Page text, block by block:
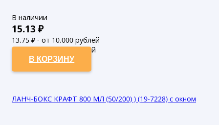
В наличии
15.13 ₽
13.75 ₽ - от 10.000 рублей
12.5₽ - от 50.000 рублей
В КОРЗИНУ
ЛАНЧ-БОКС КРАФТ 800 МЛ (50/200) ) (19-7228) с окном